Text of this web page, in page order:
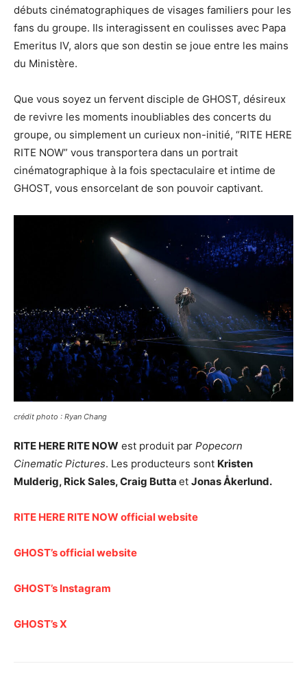
débuts cinématographiques de visages familiers pour les
fans du groupe. Ils interagissent en coulisses avec Papa
Emeritus IV, alors que son destin se joue entre les mains
du Ministère.
Que vous soyez un fervent disciple de GHOST, désireux
de revivre les moments inoubliables des concerts du
groupe, ou simplement un curieux non-initié, “RITE HERE
RITE NOW” vous transportera dans un portrait
cinématographique à la fois spectaculaire et intime de
GHOST, vous ensorcelant de son pouvoir captivant.
crédit photo : Ryan Chang
RITE HERE RITE NOW est produit par Popecorn
Cinematic Pictures. Les producteurs sont Kristen
Mulderig, Rick Sales, Craig Butta et Jonas Åkerlund.
RITE HERE RITE NOW official website
GHOST’s official website
GHOST’s Instagram
GHOST’s X